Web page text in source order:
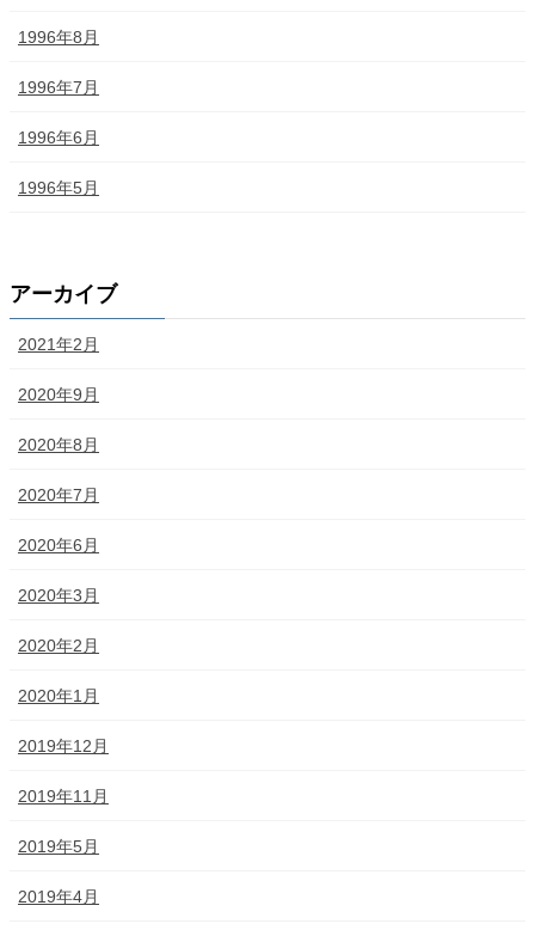
1996年8月
1996年7月
1996年6月
1996年5月
アーカイブ
2021年2月
2020年9月
2020年8月
2020年7月
2020年6月
2020年3月
2020年2月
2020年1月
2019年12月
2019年11月
2019年5月
2019年4月